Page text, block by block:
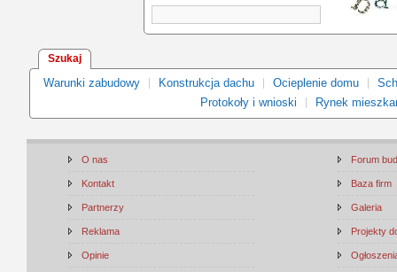
Szukaj
Warunki zabudowy Konstrukcja dachu Ocieplenie domu
Protokoły i wnioski
Rynek
O nas
Kontakt
Partnerzy
Reklama
Opinie
Forum
Baza firm
Galeria
Projekty